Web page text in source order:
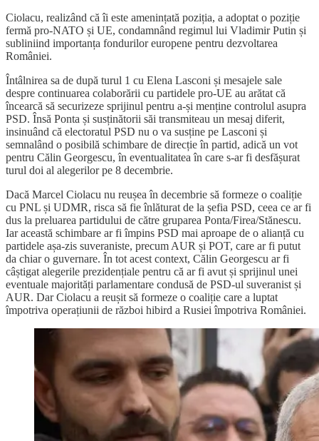
Ciolacu, realizând că îi este amenințată poziția, a adoptat o poziție
fermă pro-NATO și UE, condamnând regimul lui Vladimir Putin și
subliniind importanța fondurilor europene pentru dezvoltarea
României.
Întâlnirea sa de după turul 1 cu Elena Lasconi și mesajele sale
despre continuarea colaborării cu partidele pro-UE au arătat că
încearcă să securizeze sprijinul pentru a-și menține controlul asupra
PSD. Însă Ponta și susținătorii săi transmiteau un mesaj diferit,
insinuând că electoratul PSD nu o va susține pe Lasconi și
semnalând o posibilă schimbare de direcție în partid, adică un vot
pentru Călin Georgescu, în eventualitatea în care s-ar fi desfășurat
turul doi al alegerilor pe 8 decembrie.
Dacă Marcel Ciolacu nu reușea în decembrie să formeze o coaliție
cu PNL și UDMR, risca să fie înlăturat de la șefia PSD, ceea ce ar fi
dus la preluarea partidului de către gruparea Ponta/Firea/Stănescu.
Iar această schimbare ar fi împins PSD mai aproape de o alianță cu
partidele așa-zis suveraniste, precum AUR și POT, care ar fi putut
da chiar o guvernare. În tot acest context, Călin Georgescu ar fi
câștigat alegerile prezidențiale pentru că ar fi avut și sprijinul unei
eventuale majorități parlamentare condusă de PSD-ul suveranist și
AUR. Dar Ciolacu a reușit să formeze o coaliție care a luptat
împotriva operațiunii de război hibird a Rusiei împotriva României.